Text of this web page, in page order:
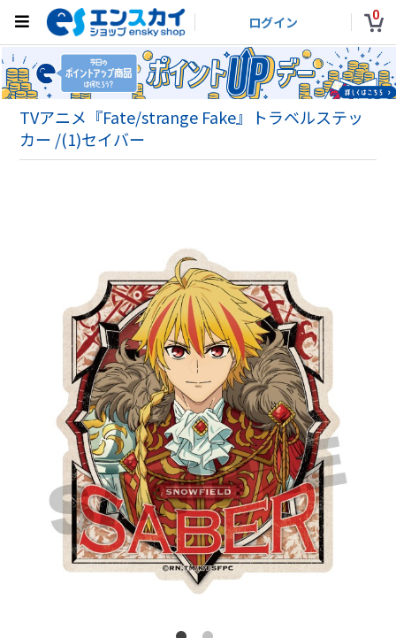
ログイン 0
TVアニメ『Fate/strange Fake』トラベルステッ
カー /(1)セイバー